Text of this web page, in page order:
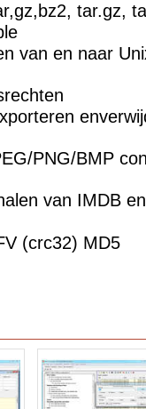
tar.gz,
van en naar
PNG/BMP
van IMDB
(crc32) MD5